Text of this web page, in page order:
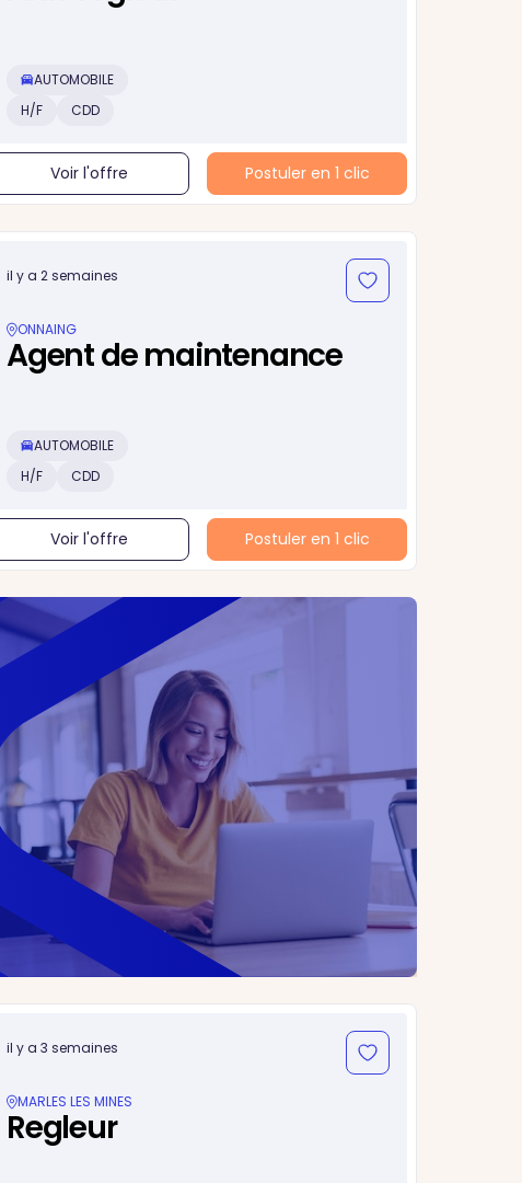
AUTOMOBILE
H/F
CDD
Voir l'offre Postuler en 1 clic
il y a 2 semaines
ONNAING
Agent de maintenance
AUTOMOBILE
H/F
CDD
Voir l'offre Postuler en 1 clic
il y a 3 semaines
MARLES LES MINES
Regleur